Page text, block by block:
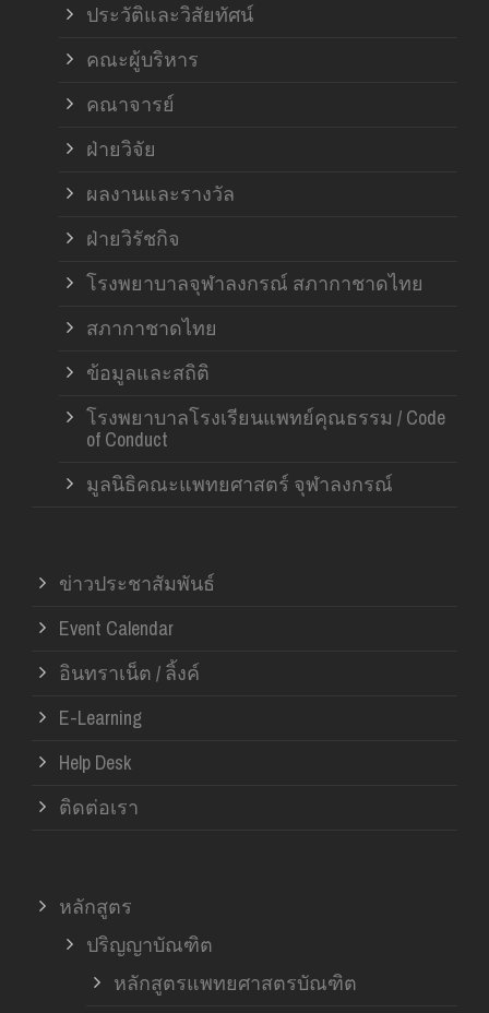
ประวัติและวิสัยทัศน์
คณะผู้บริหาร
คณาจารย์
ฝ่ายวิจัย
ผลงานและรางวัล
ฝ่ายวิรัชกิจ
โรงพยาบาลจุฬาลงกรณ์ สภากาชาดไทย
สภากาชาดไทย
ข้อมูลและสถิติ
โรงพยาบาลโรงเรียนแพทย์คุณธรรม / Code
of Conduct
มูลนิธิคณะแพทยศาสตร์ จุฬาลงกรณ์
ข่าวประชาสัมพันธ์
Event Calendar
อินทราเน็ต / ลิ้งค์
E-Learning
Help Desk
ติดต่อเรา
หลักสูตร
ปริญญาบัณฑิต
หลักสูตรแพทยศาสตรบัณฑิต